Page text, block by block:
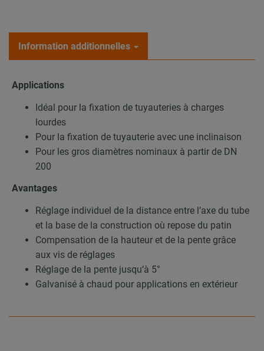
Information additionnelles
Applications
Idéal pour la fixation de tuyauteries à charges
lourdes
Pour la fixation de tuyauterie avec une inclinaison
Pour les gros diamètres nominaux à partir de DN
200
Avantages
Réglage individuel de la distance entre l’axe du tube
et la base de la construction où repose du patin
Compensation de la hauteur et de la pente grâce
aux vis de réglages
Réglage de la pente jusqu‘à 5°
Galvanisé à chaud pour applications en extérieur